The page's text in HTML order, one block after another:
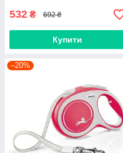
532 ₴ 692 ₴
Купити
–20%